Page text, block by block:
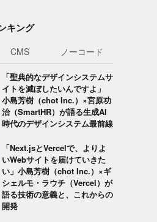
キング
CMS ノーコード
「聖典的なデザインシステムサ
イトを滅ぼしたいんですよ」
小島芳樹（chot Inc.）×宮原功
治（SmartHR）が語る生成AI
時代のデザインシステム最前線
「Next.jsとVercelで、よりよ
いWebサイトを届けていきた
い」小島芳樹（chot Inc.）×ギ
シェルモ・ラウチ（Vercel）が
語る技術の意義と、これからの
開発